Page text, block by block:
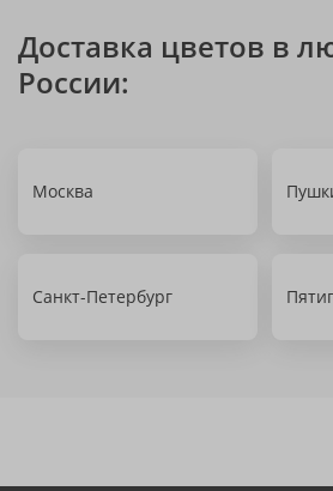
Доставка цветов в
России:
Москва
Санкт-Петербург